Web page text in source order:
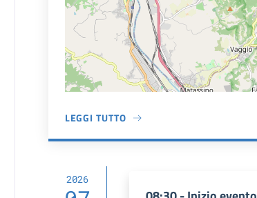
LEGGI TUTTO
A PROPOSITO DI CASCIA
2026